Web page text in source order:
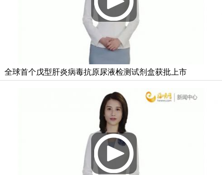
全球首个戊型肝炎病毒抗原尿液检测试剂盒获批上市